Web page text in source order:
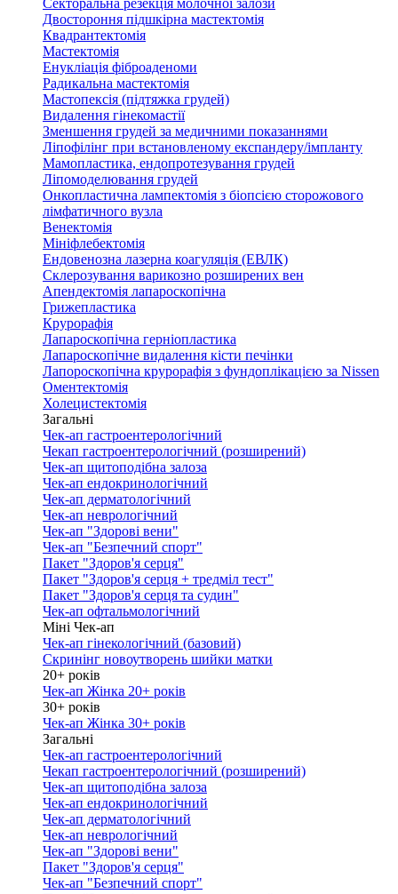
Секторальна резекція молочної залози
Двостороння підшкірна мастектомія
Квадрантектомія
Мастектомія
Енукліація фіброаденоми
Радикальна мастектомія
Мастопексія (підтяжка грудей)
Видалення гінекомастії
Зменшення грудей за медичними показаннями
Ліпофілінг при встановленому експандеру/імпланту
Мамопластика, ендопротезування грудей
Ліпомоделювання грудей
Онкопластична лампектомія з біопсією сторожового
лімфатичного вузла
Венектомія
Мініфлебектомія
Ендовенозна лазерна коагуляція (ЕВЛК)
Склерозування варикозно розширених вен
Апендектомія лапароскопічна
Грижепластика
Крурорафія
Лапароскопічна герніопластика
Лапароскопічне видалення кісти печінки
Лапороскопічна крурорафія з фундоплікацією за Nissen
Оментектомія
Холецистектомія
Загальні
Чек-ап гастроентерологічний
Чекап гастроентерологічний (розширений)
Чек-ап щитоподібна залоза
Чек-ап ендокринологічний
Чек-ап дерматологічний
Чек-ап неврологічний
Чек-ап "Здорові вени"
Чек-ап "Безпечний спорт"
Пакет "Здоров'я серця"
Пакет "Здоров'я серця + тредміл тест"
Пакет "Здоров'я серця та судин"
Чек-ап офтальмологічний
Міні Чек-ап
Чек-ап гінекологічний (базовий)
Скринінг новоутворень шийки матки
20+ років
Чек-ап Жінка 20+ років
30+ років
Чек-ап Жінка 30+ років
Загальні
Чек-ап гастроентерологічний
Чекап гастроентерологічний (розширений)
Чек-ап щитоподібна залоза
Чек-ап ендокринологічний
Чек-ап дерматологічний
Чек-ап неврологічний
Чек-ап "Здорові вени"
Пакет "Здоров'я серця"
Чек-ап "Безпечний спорт"